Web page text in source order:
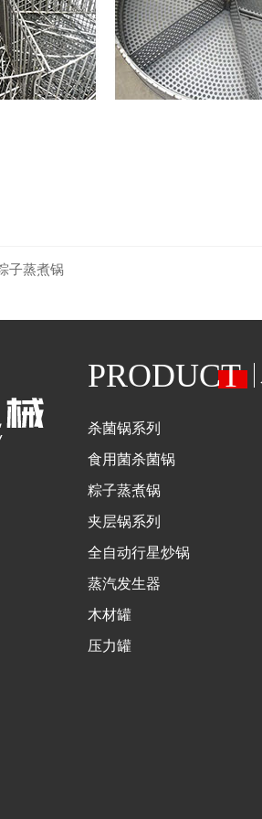
子蒸煮锅
PRODUCT
杀菌锅系列
食用菌杀菌锅
粽子蒸煮锅
夹层锅系列
全自动行星炒锅
蒸汽发生器
木材罐
压力罐